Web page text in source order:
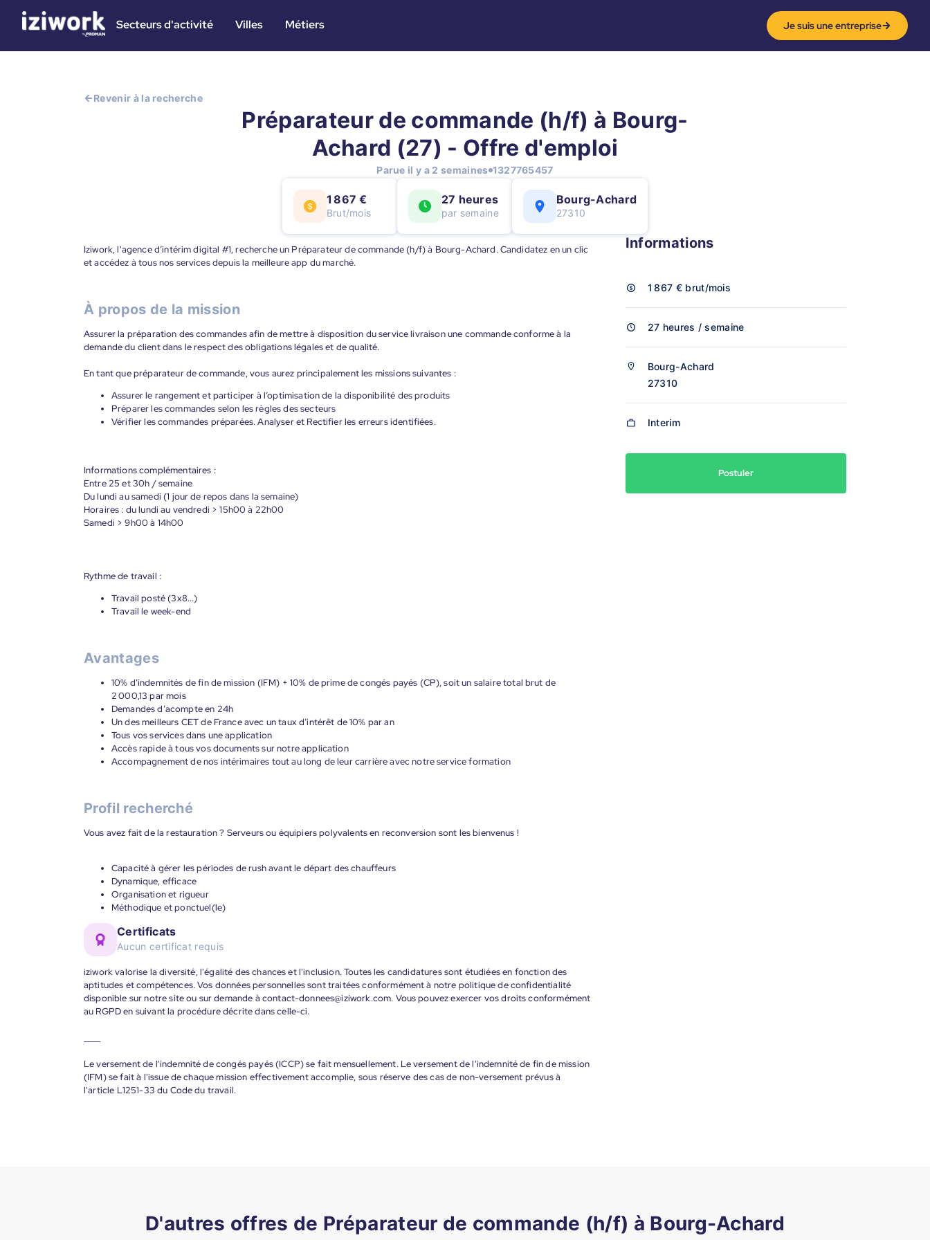
Secteurs d'activité Villes Métiers Je suis une entreprise
Revenir à la recherche
Préparateur de commande (h/f) à Bourg-
Achard (27) - Offre d'emploi
Parue il y a 2 semaines 1327765457
1 867 €
Brut/mois
27 heures
par semaine
Bourg-Achard
27310
Iziwork, l'agence d’intérim digital #1, recherche un Préparateur de commande (h/f) à Bourg-Achard. Candidatez en un clic
et accédez à tous nos services depuis la meilleure app du marché.
À propos de la mission
Assurer la préparation des commandes afin de mettre à disposition du service livraison une commande conforme à la
demande du client dans le respect des obligations légales et de qualité.
En tant que préparateur de commande, vous aurez principalement les missions suivantes :
Assurer le rangement et participer à l’optimisation de la disponibilité des produits
Préparer les commandes selon les règles des secteurs
Vérifier les commandes préparées. Analyser et Rectifier les erreurs identifiées.
Informations complémentaires :
Entre 25 et 30h / semaine
Du lundi au samedi (1 jour de repos dans la semaine)
Horaires : du lundi au vendredi > 15h00 à 22h00
Samedi > 9h00 à 14h00
Rythme de travail :
Travail posté (3x8...)
Travail le week-end
Avantages
10% d’indemnités de fin de mission (IFM) + 10% de prime de congés payés (CP), soit un salaire total brut de
2 000,13 par mois
Demandes d’acompte en 24h
Un des meilleurs CET de France avec un taux d’intérêt de 10% par an
Tous vos services dans une application
Accès rapide à tous vos documents sur notre application
Accompagnement de nos intérimaires tout au long de leur carrière avec notre service formation
Profil recherché
Vous avez fait de la restauration ? Serveurs ou équipiers polyvalents en reconversion sont les bienvenus !
Capacité à gérer les périodes de rush avant le départ des chauffeurs
Dynamique, efficace
Organisation et rigueur
Méthodique et ponctuel(le)
Certificats
Aucun certificat requis
iziwork valorise la diversité, l'égalité des chances et l'inclusion. Toutes les candidatures sont étudiées en fonction des
aptitudes et compétences. Vos données personnelles sont traitées conformément à notre politique de confidentialité
disponible sur notre site ou sur demande à contact-donnees@iziwork.com. Vous pouvez exercer vos droits conformément
au RGPD en suivant la procédure décrite dans celle-ci.
Le versement de l'indemnité de congés payés (ICCP) se fait mensuellement. Le versement de l'indemnité de fin de mission
(IFM) se fait à l'issue de chaque mission effectivement accomplie, sous réserve des cas de non-versement prévus à
l'article L1251-33 du Code du travail.
Informations
1 867 € brut/mois
27 heures / semaine
Bourg-Achard
27310
Interim
Postuler
D'autres offres de Préparateur de commande (h/f) à Bourg-Achard